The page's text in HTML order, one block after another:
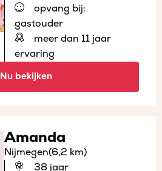
opvang bij:
gastouder
meer dan 11 jaar
ervaring
Nu bekijken
Amanda
Nijmegen(6,2 km)
38 jaar